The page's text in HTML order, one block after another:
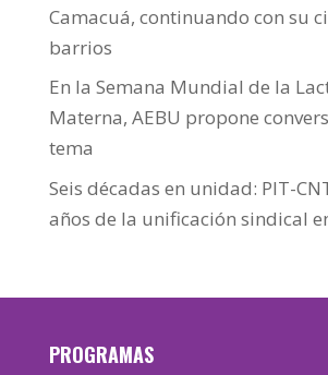
Camacuá, continuando con su
barrios
En la Semana Mundial de la
Materna, AEBU propone
tema
Seis décadas en unidad: PIT-
años de la unificación sindical
PROGRAMAS